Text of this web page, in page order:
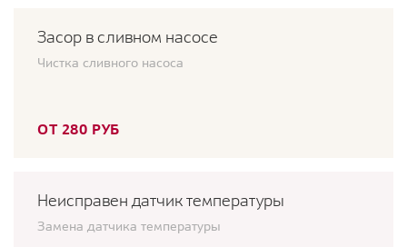
Засор в сливном насосе
Чистка сливного насоса
ОТ 280 РУБ
Неисправен датчик температуры
Замена датчика температуры